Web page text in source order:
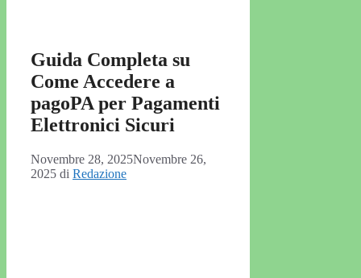
Guida Completa su
Come Accedere a
pagoPA per Pagamenti
Elettronici Sicuri
Novembre 28, 2025Novembre 26,
2025 di Redazione